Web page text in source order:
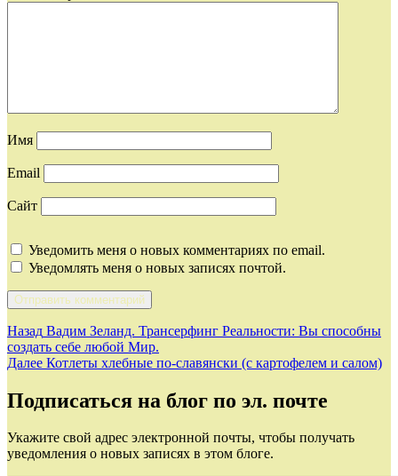
Имя
Email
Сайт
Уведомить меня о новых комментариях по email.
Уведомлять меня о новых записях почтой.
Навигация
по
Назад Предыдущая
запись:
Вадим Зеланд. Трансерфинг Реальности: Вы способны
создать себе любой Мир.
Далее Следующая
Котлеты хлебные по-славянски (с картофелем и салом)
Подписаться на блог по эл. почте
Укажите свой адрес электронной почты, чтобы получать
уведомления о новых записях в этом блоге.